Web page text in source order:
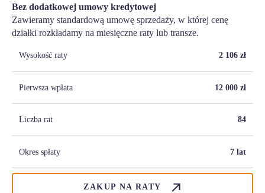
Bez dodatkowej umowy kredytowej
Zawieramy standardową umowę sprzedaży, w której cenę
działki rozkładamy na miesięczne raty lub transze.
Wysokość raty 2 106 zł
Pierwsza wpłata 12 000 zł
Liczba rat 84
Okres spłaty 7 lat
ZAKUP NA RATY